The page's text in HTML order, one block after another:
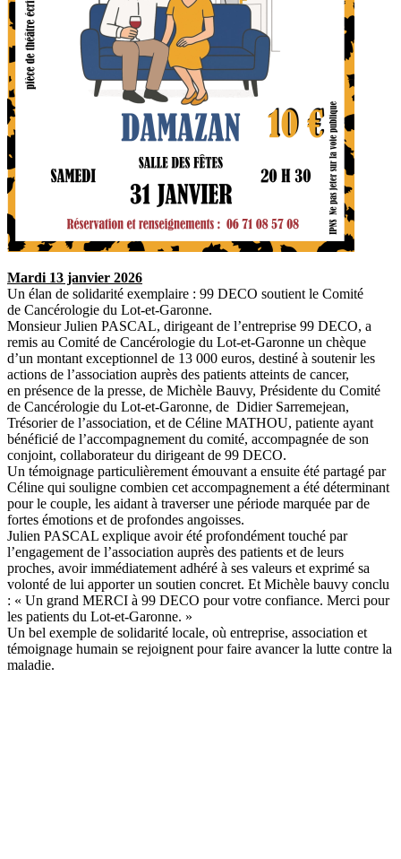
Mardi 13 janvier 2026
Un élan de solidarité exemplaire : 99 DECO soutient le Comité
de Cancérologie du Lot-et-Garonne.
Monsieur Julien PASCAL, dirigeant de l’entreprise 99 DECO, a
remis au Comité de Cancérologie du Lot-et-Garonne un chèque
d’un montant exceptionnel de 13 000 euros, destiné à soutenir les
actions de l’association auprès des patients atteints de cancer,
en présence de la presse, de Michèle Bauvy, Présidente du Comité
de Cancérologie du Lot-et-Garonne, de Didier Sarremejean,
Trésorier de l’association, et de Céline MATHOU, patiente ayant
bénéficié de l’accompagnement du comité, accompagnée de son
conjoint, collaborateur du dirigeant de 99 DECO.
Un témoignage particulièrement émouvant a ensuite été partagé par
Céline qui souligne combien cet accompagnement a été déterminant
pour le couple, les aidant à traverser une période marquée par de
fortes émotions et de profondes angoisses.
Julien PASCAL explique avoir été profondément touché par
l’engagement de l’association auprès des patients et de leurs
proches, avoir immédiatement adhéré à ses valeurs et exprimé sa
volonté de lui apporter un soutien concret. Et Michèle bauvy conclu
: « Un grand MERCI à 99 DECO pour votre confiance. Merci pour
les patients du Lot-et-Garonne. »
Un bel exemple de solidarité locale, où entreprise, association et
témoignage humain se rejoignent pour faire avancer la lutte contre la
maladie.